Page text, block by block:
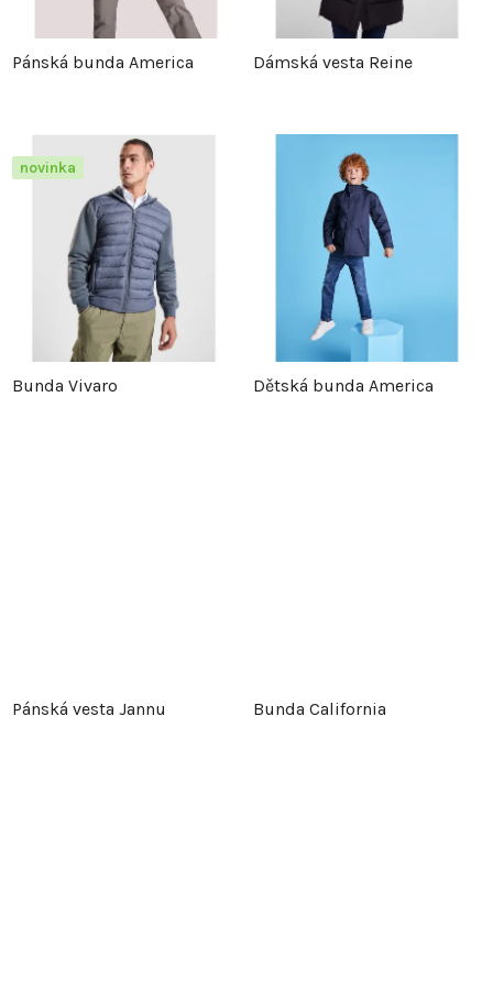
Pánská bunda America Dámská vesta Reine
novinka
Bunda Vivaro Dětská bunda America
Pánská vesta Jannu Bunda California